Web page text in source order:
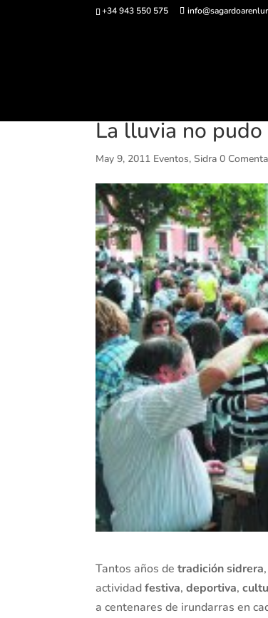
+34 943 550 575
La lluvia no
May 9, 2011 Eventos,Sidra 0
Tantos años detradición sidrera
actividadfestiva,deportiva,
a centenares de irundarras en